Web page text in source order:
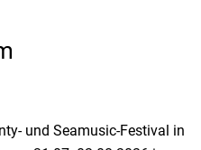
und Seamusic-Festival in